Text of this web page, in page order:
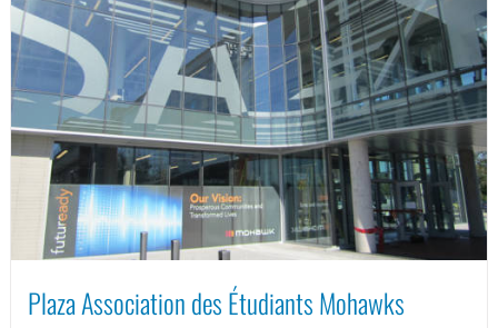
Plaza Association des Étudiants Mohawks